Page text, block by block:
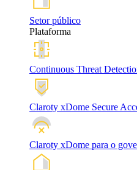
Setor público
Plataforma
Continuous Threat
Claroty xDome Secure
Claroty xDome para o